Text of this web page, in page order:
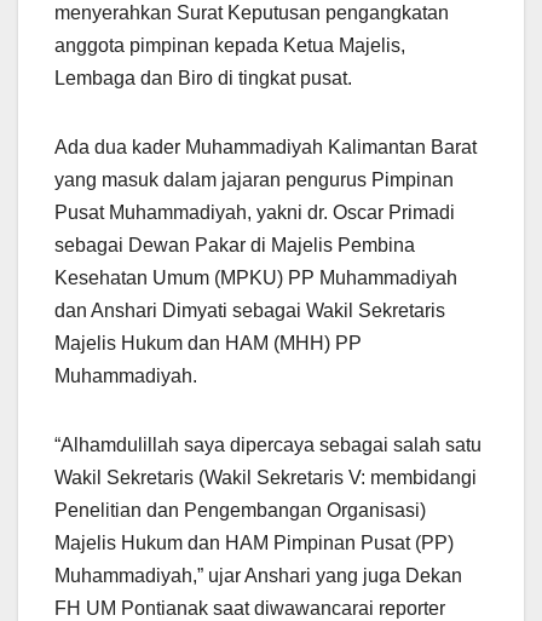
menyerahkan Surat Keputusan pengangkatan
anggota pimpinan kepada Ketua Majelis,
Lembaga dan Biro di tingkat pusat.
Ada dua kader Muhammadiyah Kalimantan Barat
yang masuk dalam jajaran pengurus Pimpinan
Pusat Muhammadiyah, yakni dr. Oscar Primadi
sebagai Dewan Pakar di Majelis Pembina
Kesehatan Umum (MPKU) PP Muhammadiyah
dan Anshari Dimyati sebagai Wakil Sekretaris
Majelis Hukum dan HAM (MHH) PP
Muhammadiyah.
“Alhamdulillah saya dipercaya sebagai salah satu
Wakil Sekretaris (Wakil Sekretaris V: membidangi
Penelitian dan Pengembangan Organisasi)
Majelis Hukum dan HAM Pimpinan Pusat (PP)
Muhammadiyah,” ujar Anshari yang juga Dekan
FH UM Pontianak saat diwawancarai reporter